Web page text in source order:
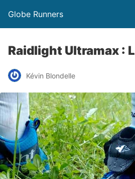
Globe Runners
Raidlight Ultramax :
Kévin Blondelle